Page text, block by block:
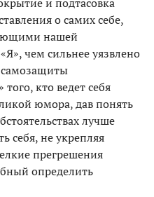
о самих себе,
нашей
чем сильнее уязвлено
самозащиты
кто ведет себя
юмора, дав понять
лучше
себя, не укрепляя
прегрешения
определить